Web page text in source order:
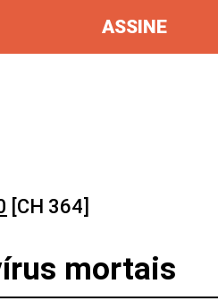
ASSINE
[CH 364]
mortais